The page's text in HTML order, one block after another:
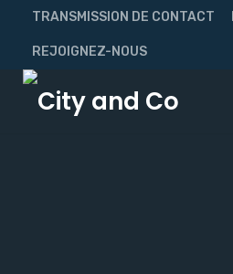
content
TRANSMISSION DE CONTACT
REJOIGNEZ-NOUS